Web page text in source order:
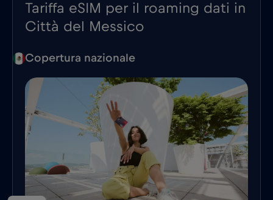
Tariffa eSIM per il roaming dati in
Città del Messico
Copertura nazionale